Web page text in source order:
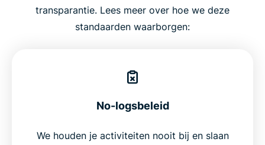
transparantie. Lees meer over hoe we deze
standaarden waarborgen:
No-logsbeleid
We houden je activiteiten nooit bij en slaan